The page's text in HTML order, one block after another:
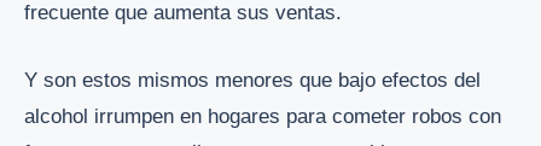
frecuente que aumenta sus ventas.
Y son estos mismos menores que bajo efectos del
alcohol irrumpen en hogares para cometer robos con